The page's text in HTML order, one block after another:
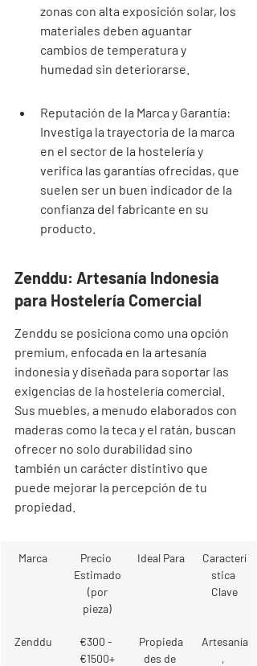
zonas con alta exposición solar, los
materiales deben aguantar
cambios de temperatura y
humedad sin deteriorarse.
Reputación de la Marca y Garantía:
Investiga la trayectoria de la marca
en el sector de la hostelería y
verifica las garantías ofrecidas, que
suelen ser un buen indicador de la
confianza del fabricante en su
producto.
Zenddu: Artesanía Indonesia
para Hostelería Comercial
Zenddu se posiciona como una opción
premium, enfocada en la artesanía
indonesia y diseñada para soportar las
exigencias de la hostelería comercial.
Sus muebles, a menudo elaborados con
maderas como la teca y el ratán, buscan
ofrecer no solo durabilidad sino
también un carácter distintivo que
puede mejorar la percepción de tu
propiedad.
Marca
Precio
Estimado
(por
pieza)
Ideal Para
Caracterí
stica
Clave
Zenddu
€300 -
€1500+
Propieda
des de
Artesanía
,